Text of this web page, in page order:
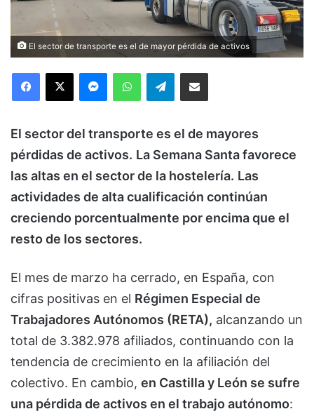
El sector de transporte es el de mayor pérdida de activos
Facebook
X MessengerWhatsAppTelegramCompartir via Email
El sector del transporte es el de mayores
pérdidas de activos. La Semana Santa favorece
las altas en el sector de la hostelería. Las
actividades de alta cualificación continúan
creciendo porcentualmente por encima que el
resto de los sectores.
El mes de marzo ha cerrado, en España, con
cifras positivas en el Régimen Especial de
Trabajadores Autónomos (RETA), alcanzando un
total de 3.382.978 afiliados, continuando con la
tendencia de crecimiento en la afiliación del
colectivo. En cambio, en Castilla y León se sufre
una pérdida de activos en el trabajo autónomo: